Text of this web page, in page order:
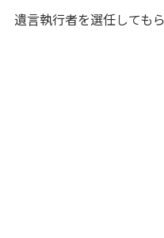
遺言執行者を選任しても